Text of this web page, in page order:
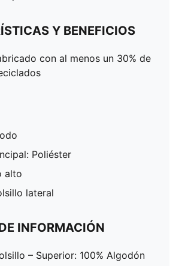
Y BENEFICIOS
con al menos un 30% de
Poliéster
alto
lateral
INFORMACIÓN
– Superior: 100% Algodón